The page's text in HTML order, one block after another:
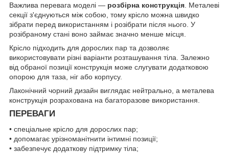
Важлива перевага моделі — розбірна конструкція . Металеві
секції з'єднуються між собою, тому крісло можна швидко
зібрати перед використанням і розібрати після нього. У
розібраному стані воно займає значно менше місця.
Крісло підходить для дорослих пар та дозволяє
використовувати різні варіанти розташування тіла. Залежно
від обраної позиції конструкція може слугувати додатковою
опорою для таза, ніг або корпусу.
Лаконічний чорний дизайн виглядає нейтрально, а металева
конструкція розрахована на багаторазове використання.
ПЕРЕВАГИ
• спеціальне крісло для дорослих пар;
• допомагає урізноманітнити інтимні позиції;
• забезпечує додаткову підтримку тіла;